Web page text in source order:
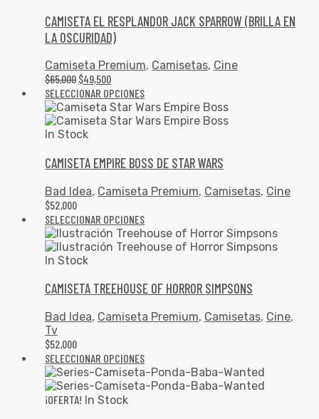
CAMISETA EL RESPLANDOR JACK SPARROW (BRILLA EN
LA OSCURIDAD)
Camiseta Premium, Camisetas, Cine
$65,000 $49,500
SELECCIONAR OPCIONES
In Stock
CAMISETA EMPIRE BOSS DE STAR WARS
Bad Idea, Camiseta Premium, Camisetas, Cine
$52,000
SELECCIONAR OPCIONES
In Stock
CAMISETA TREEHOUSE OF HORROR SIMPSONS
Bad Idea, Camiseta Premium, Camisetas, Cine,
Tv
$52,000
SELECCIONAR OPCIONES
¡OFERTA! In Stock